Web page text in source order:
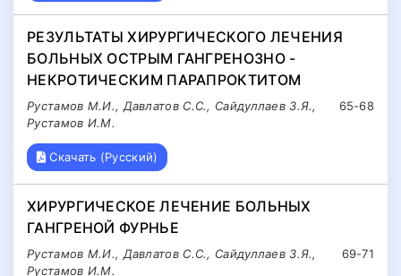
РЕЗУЛЬТАТЫ ХИРУРГИЧЕСКОГО ЛЕЧЕНИЯ
БОЛЬНЫХ ОСТРЫМ ГАНГРЕНОЗНО -
НЕКРОТИЧЕСКИМ ПАРАПРОКТИТОМ
65-68
Рустамов М.И., Давлатов С.С., Сайдуллаев З.Я.,
Рустамов И.М.
Скачать (Русский)
ХИРУРГИЧЕСКОЕ ЛЕЧЕНИЕ БОЛЬНЫХ
ГАНГРЕНОЙ ФУРНЬЕ
69-71
Рустамов М.И., Давлатов С.С., Сайдуллаев З.Я.,
Рустамов И.М.